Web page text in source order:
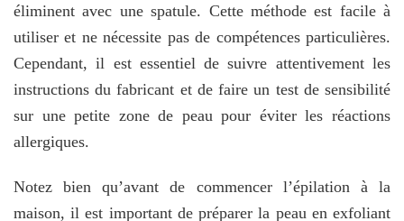
éliminent avec une spatule. Cette méthode est facile à
utiliser et ne nécessite pas de compétences particulières.
Cependant, il est essentiel de suivre attentivement les
instructions du fabricant et de faire un test de sensibilité
sur une petite zone de peau pour éviter les réactions
allergiques.
Notez bien qu’avant de commencer l’épilation à la
maison, il est important de préparer la peau en exfoliant